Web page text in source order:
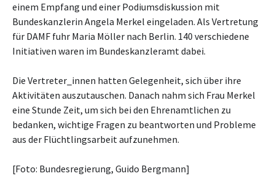
einem Empfang und einer Podiumsdiskussion mit
Bundeskanzlerin Angela Merkel eingeladen. Als Vertretung
für DAMF fuhr Maria Möller nach Berlin. 140 verschiedene
Initiativen waren im Bundeskanzleramt dabei.
Die Vertreter_innen hatten Gelegenheit, sich über ihre
Aktivitäten auszutauschen. Danach nahm sich Frau Merkel
eine Stunde Zeit, um sich bei den Ehrenamtlichen zu
bedanken, wichtige Fragen zu beantworten und Probleme
aus der Flüchtlingsarbeit aufzunehmen.
[Foto: Bundesregierung, Guido Bergmann]